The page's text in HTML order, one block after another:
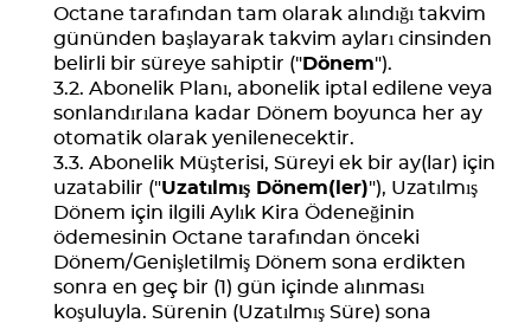
Octane tarafından tam olarak alındığı takvim
gününden başlayarak takvim ayları cinsinden
belirli bir süreye sahiptir (" Dönem").
Abonelik Planı, abonelik iptal edilene veya
sonlandırılana kadar Dönem boyunca her ay
otomatik olarak yenilenecektir.
Abonelik Müşterisi, Süreyi ek bir ay(lar) için
uzatabilir ("Uzatılmış Dönem(ler)"), Uzatılmış
Dönem için ilgili Aylık Kira Ödeneğinin
ödemesinin Octane tarafından önceki
Dönem/Genişletilmiş Dönem sona erdikten
sonra en geç bir (1) gün içinde alınması
koşuluyla. Sürenin (Uzatılmış Süre) sona